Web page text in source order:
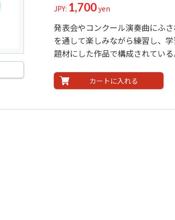
JPY: 1,700yen
発表会やコンクール演奏曲にふ
を通して楽しみながら練習し、
題材にした作品で構成されている
カートに入れる